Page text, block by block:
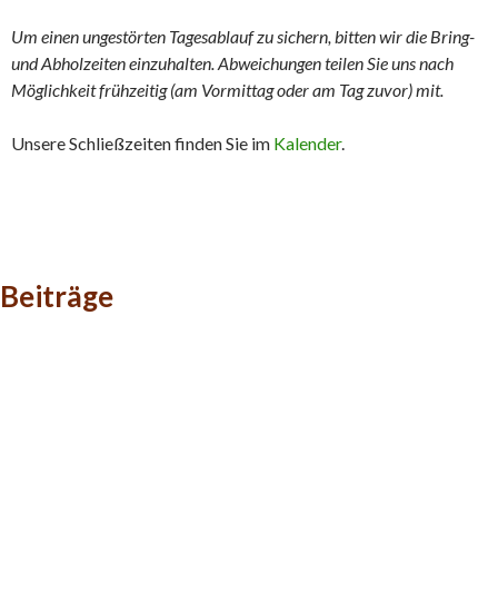
Um einen ungestörten Tagesablauf zu sichern, bitten wir die Bring-
und Abholzeiten einzuhalten. Abweichungen teilen Sie uns nach
Möglichkeit frühzeitig (am Vormittag oder am Tag zuvor) mit.
Unsere Schließzeiten finden Sie im Kalender.
Beiträge